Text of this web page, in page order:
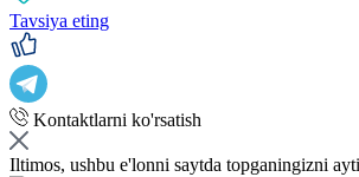
Tavsiya eting
Kontaktlarni ko'rsatish
Iltimos, ushbu e'lonni saytda topganingizni